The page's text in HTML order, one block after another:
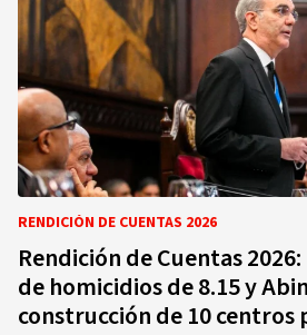
RENDICIÓN DE CUENTAS 2026
Rendición de Cuentas
de homicidios de 8.15 y
construcción de 10